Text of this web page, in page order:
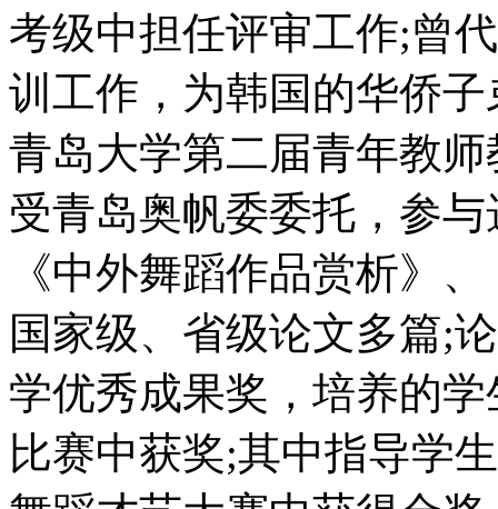
考级中担任评审工作;曾
训工作，为韩国的华侨
青岛大学第二届青年教
受青岛奥帆委委托，参
《中外舞蹈作品赏析》
国家级、省级论文多篇;
学优秀成果奖，培养的
比赛中获奖;其中指导学